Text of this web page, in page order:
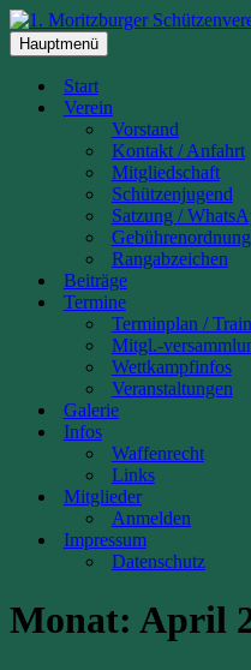
Zum
Inhalt
springen
Hauptmenü
Start
Verein
Vorstand
Kontakt / Anfahrt
Mitgliedschaft
Schützenjugend
Satzung /
Gebührenordnung
Rangabzeichen
Beiträge
Termine
Terminplan /
Mitgl.-
Wettkampfinfos
Veranstaltungen
Galerie
Infos
Waffenrecht
Links
Mitglieder
Anmelden
Impressum
Datenschutz
Monat: April